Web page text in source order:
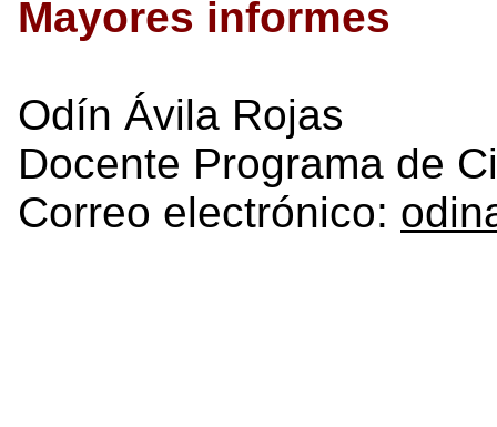
Mayores informes
Odín Ávila Rojas
Docente Programa de
Correo electrónico: